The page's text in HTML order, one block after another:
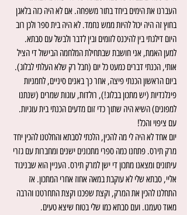
העברנו את הימים ביחד בתור משפחה. אם לא היה כזה בלאגן
בחוץ זה היה יכול להיות ממש נחמד. לא היה בית ספר ולכן רוב
היום דילגתי בין להיכנס לזומים ובין לדבר ולבשל עם סבתא.
למען האמת, אני חושבת שבתחילת המלחמה הבישול די הציל
אותי, הכנתי דברים כמעט כל יום (חבל רק שלא העלתי לבלוג).
ביום הראשון הכנתי פיצה, אחר כך באנים סיניים, לחמניות
פינלנדיות (יש מתכון בבלוג!), רולדות, עוגות שמרים (שנתנו
למפונים) השיא היה שתוך כדי זום מדעים הכנתי בית עוגיות.
עם ציפוי והכל!
יום אחד לא היה לי מה להכין, הלכתי לסבתא והחלטנו להכין יחד
מרק תירס. פתחנו כמה ספרי מתכונים ישנים ומחברות עם גזרי
עיתונים ומצאנו מתכון די ישן למרק תירס. העניין הוא שבניגוד
אליי, סבתא שלי לא עוקבת במאה אחוז אחרי המתכון. אז
התחלנו להכין את המרק, וקצת שפכנו וקצת התחרטנו והרבה
מאוד טעמנו. ועם סבתא כמו שלי בטוח שיצא טעים.